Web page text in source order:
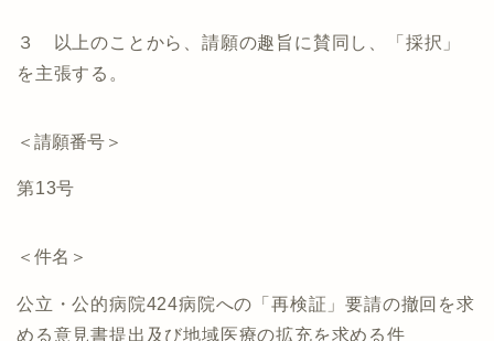
３ 以上のことから、請願の趣旨に賛同し、「採択」
を主張する。
＜請願番号＞
第13号
＜件名＞
公立・公的病院424病院への「再検証」要請の撤回を求
める意見書提出及び地域医療の拡充を求める件